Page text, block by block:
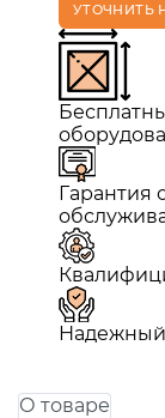
УТОЧНИТЬ
Гарантия
О товаре